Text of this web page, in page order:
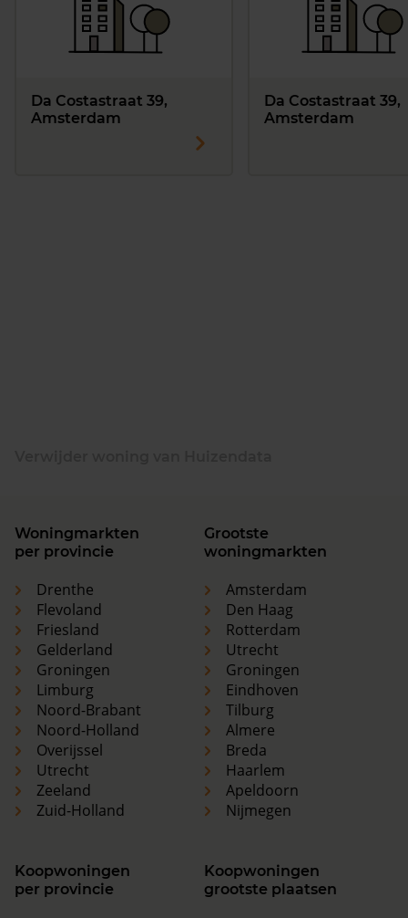
Da Costastraat 39,
Amsterdam
Da Costastraat 39,
Amsterdam
Woningmarkten
per provincie
Drenthe
Flevoland
Friesland
Gelderland
Groningen
Limburg
Noord-Brabant
Noord-Holland
Overijssel
Utrecht
Zeeland
Zuid-Holland
Grootste
woningmarkten
Amsterdam
Den Haag
Rotterdam
Utrecht
Groningen
Eindhoven
Tilburg
Almere
Breda
Haarlem
Apeldoorn
Nijmegen
Koopwoningen
per provincie
Koopwoningen
grootste plaatsen